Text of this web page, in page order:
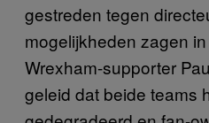
gestreden tegen
mogelijkheden zagen
Wrexham-supporter
geleid dat beide teams